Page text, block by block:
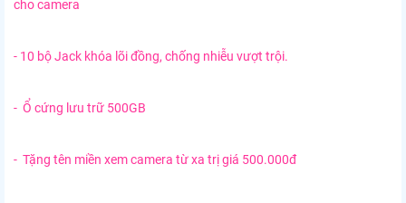
cho camera
- 10 bộ Jack khóa lõi đồng, chống nhiễu vượt trội.
- Ổ cứng lưu trữ 500GB
- Tặng tên miền xem camera từ xa trị giá 500.000đ